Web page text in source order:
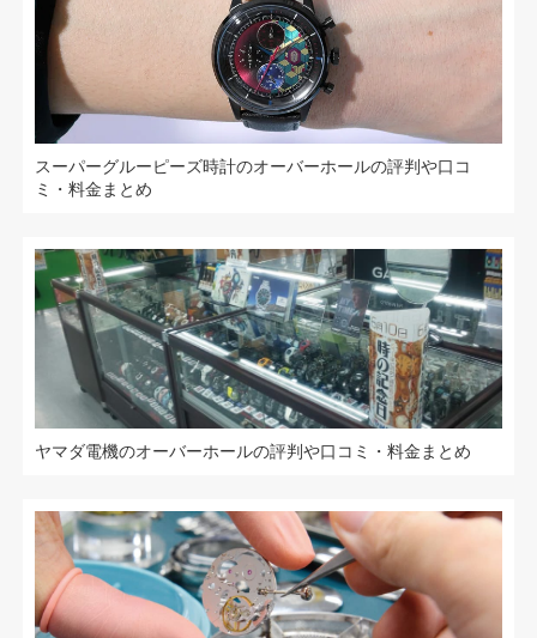
スーパーグルーピーズ時計のオーバーホールの評判や口コ
ミ・料金まとめ
ヤマダ電機のオーバーホールの評判や口コミ・料金まとめ